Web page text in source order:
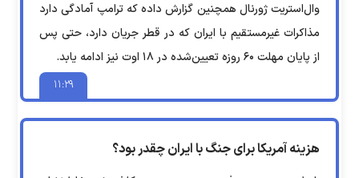
۱۱:۲۹
وال‌استریت ژورنال همچنین گزارش داده که ترامپ آمادگی دارد
مذاکرات غیرمستقیم با ایران که در قطر جریان دارد، حتی پس
از پایان مهلت ۶۰ روزه تعیین‌شده در ۱۸ اوت نیز ادامه یابد.
هزینه آمریکا برای جنگ با ایران چقدر بود؟